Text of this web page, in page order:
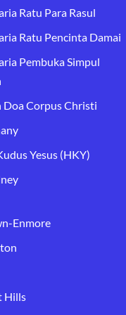
Ratu Para Rasul
Ratu Pencinta Damai
Pembuka Simpul
Doa Corpus Christi
Yesus (HKY)
Enmore
Hills